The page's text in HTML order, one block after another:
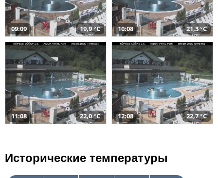
09:09 19,9 °C 10:08 21,3 °C
11:08 22,0 °C 12:08 22,7 °C
Исторические температуры